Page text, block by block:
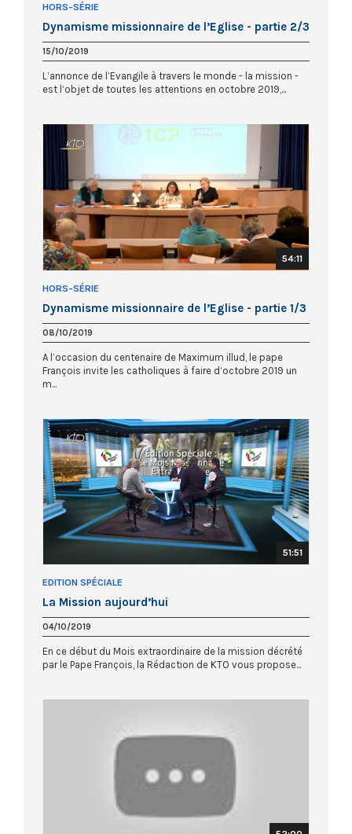
HORS-SÉRIE
Dynamisme missionnaire de l’Eglise - partie 2/3
15/10/2019
L’annonce de l’Evangile à travers le monde - la mission -
est l’objet de toutes les attentions en octobre 2019,...
54:11
HORS-SÉRIE
Dynamisme missionnaire de l’Eglise - partie 1/3
08/10/2019
A l’occasion du centenaire de Maximum illud, le pape
François invite les catholiques à faire d’octobre 2019 un
m...
51:51
EDITION SPÉCIALE
La Mission aujourd’hui
04/10/2019
En ce début du Mois extraordinaire de la mission décrété
par le Pape François, la Rédaction de KTO vous propose...